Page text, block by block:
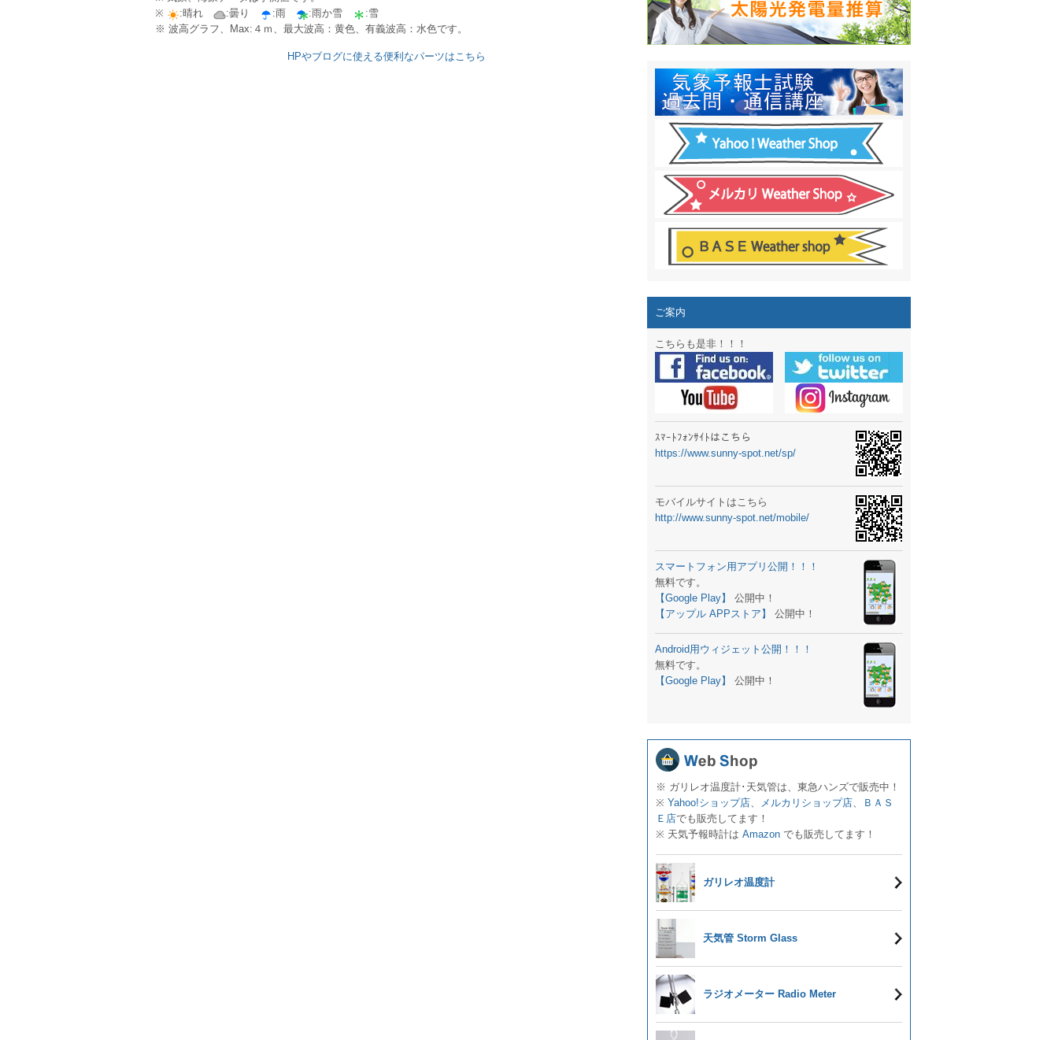
※
:晴れ :曇り :雨 :雨か雪
:雪
※ 波高グラフ、Max:４ｍ、最大波高：黄色、有義波高：水色です。
HPやブログに使える便利なパーツはこちら
結露 10日間予報オプション追加！
ガリレオ温度計&天気管新色登場！
HPリニューアル第２弾：本サイト Update!
HPリニューアル第１弾：英語ページOPEN
週間天気図&週間波浪図を10日に延長しました
太陽光発電量の推算はじめました
気象情報通知サービス「お天気見張り番」開始
週間波浪図追加しました。
予報士通信講座に解析ツール追加！！
専門天気図アーカイブ開始！！
スマートフォン アプリ バージョンアップ
ラジオメーターニュータイプ新登場！
スマートフォン ウィジェット公開
気象予報士スクールの御案内
弊社事務所を移転しました。
生物平年値 更新
予報士学習サイト OPEN！
専門天気図 追加
ラジオメーター輸入販売開始！
スマートフォン アプリ バージョンアップ
お天気パーツ 追加
ご案内
こちらも是非！！！
ｽﾏｰﾄﾌｫﾝｻｲﾄはこちら
https://www.sunny-spot.net/sp/
モバイルサイトはこちら
http://www.sunny-spot.net/mobile/
スマートフォン用アプリ公開！！！
無料です。
【Google Play】
公開中！
【アップル APPストア】
公開中！
Android用ウィジェット公開！！！
無料です。
【Google Play】
公開中！
※ ガリレオ温度計･天気管は、東急ハンズで販売中！
※ Yahoo!ショップ店、 メルカリショップ店、
ＢＡＳ
Ｅ店でも販売してます！
※ 天気予報時計は Amazon でも販売してます！
ガリレオ温度計
天気管 Storm Glass
ラジオメーター Radio Meter